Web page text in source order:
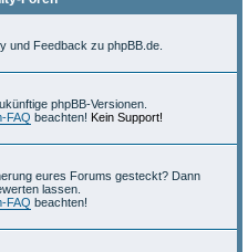
und Feedback zu phpBB.de.
phpBB-Versionen.
FAQ beachten! Kein Support!
eures Forums gesteckt? Dann
lassen.
FAQ beachten!